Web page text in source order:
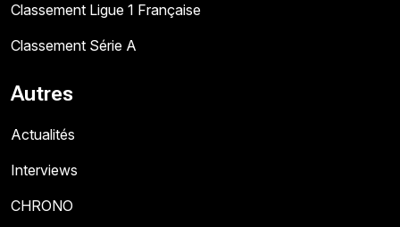
Classement Ligue 1 Française
Classement Série A
Autres
Actualités
Interviews
CHRONO